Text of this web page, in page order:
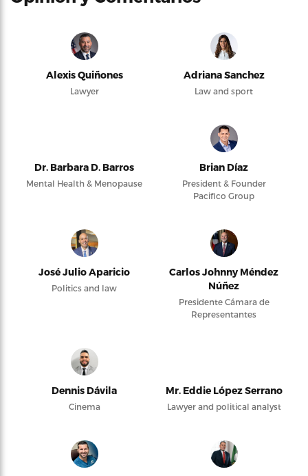
Alexis Quiñones
Lawyer
Adriana Sanchez
Law and sport
Dr. Barbara D. Barros
Mental Health & Menopause
Brian Díaz
President & Founder
Pacifico Group
José Julio Aparicio
Politics and law
Carlos Johnny Méndez
Núñez
Presidente Cámara de
Representantes
Dennis Dávila
Cinema
Mr. Eddie López Serrano
Lawyer and political analyst